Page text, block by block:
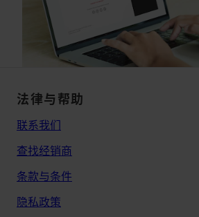
法律与帮助
联系我们
查找经销商
条款与条件
隐私政策